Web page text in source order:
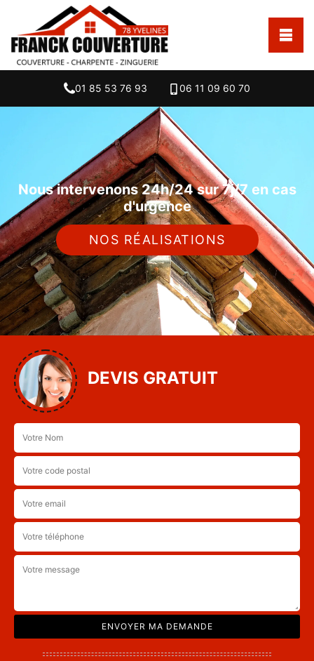
01 85 53 76 93 06 11 09 60 70
Nous intervenons 24h/24 sur 7j/7 en cas
d'urgence
NOS RÉALISATIONS
DEVIS GRATUIT